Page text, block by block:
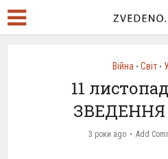
Війна • Світ •
11
ЗВЕДЕННЯ
3 роки ago Add